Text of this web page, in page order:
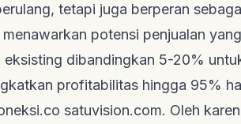
tetapi juga berperan
potensi penjualan
eksisting dibandingkan 5-20%
profitabilitas hingga 95%
satuvision.com. Oleh